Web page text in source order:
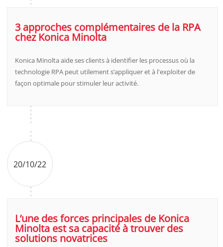
3 approches complémentaires de la RPA
chez Konica Minolta
Konica Minolta aide ses clients à identifier les processus où la
technologie RPA peut utilement s’appliquer et à l'exploiter de
façon optimale pour stimuler leur activité.
20/10/22
L’une des forces principales de Konica
Minolta est sa capacité à trouver des
solutions novatrices